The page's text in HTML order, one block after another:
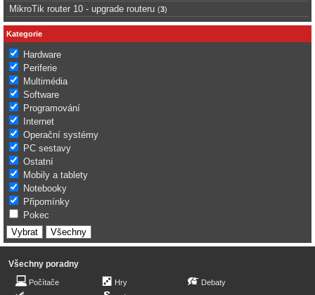
MikroTik router 10 - upgrade routeru (3)
Kategorie
Hardware
Periferie
Multimédia
Software
Programování
Internet
Operační systémy
PC sestavy
Ostatní
Mobily a tablety
Notebooky
Připomínky
Pokec
Všechny poradny
Počítače
Hry
Debaty